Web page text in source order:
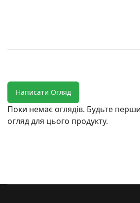
Написати Огляд
Поки немає оглядів. Будьте
огляд для цього продукту.